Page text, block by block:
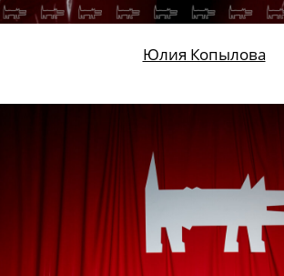
Юлия Копылова